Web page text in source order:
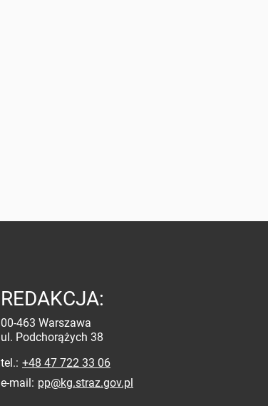
REDAKCJA:
00-463 Warszawa
ul. Podchorążych 38
tel. +48 47 722 33 06
e-mail pp@kg.straz.gov.pl